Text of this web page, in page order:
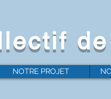
NOTRE PROJET